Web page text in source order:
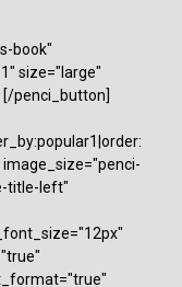
book"
size="large"
[/penci_button]
title-left"